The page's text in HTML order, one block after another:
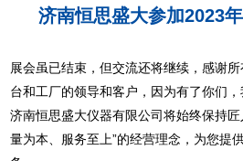
济南恒思盛大参加2023
展会虽已结束，但交流还将继续，感谢
台和工厂的领导和客户，因为有了你们
济南恒思盛大仪器有限公司将始终保持
量为本、服务至上”的经营理念，为您提